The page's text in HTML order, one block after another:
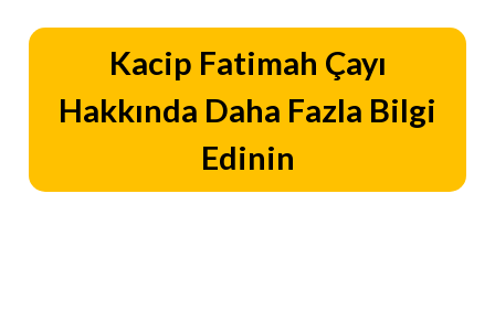
Kacip Fatimah Çayı
Hakkında Daha Fazla Bilgi
Edinin